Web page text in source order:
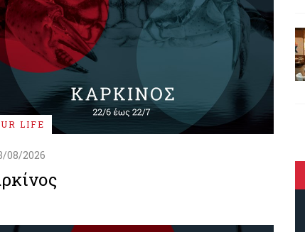
LIFE
08/2026